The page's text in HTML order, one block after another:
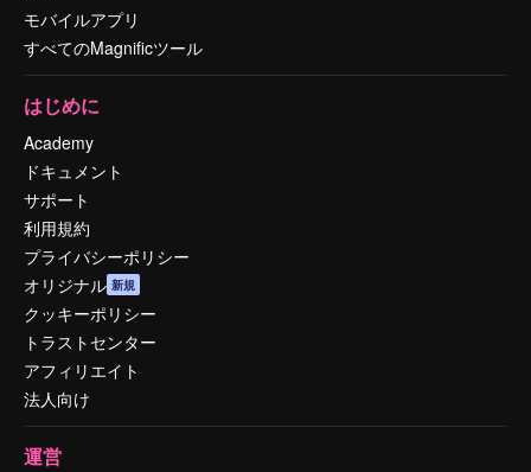
モバイルアプリ
すべてのMagnificツール
はじめに
Academy
ドキュメント
サポート
利用規約
プライバシーポリシー
オリジナル 新規
クッキーポリシー
トラストセンター
アフィリエイト
法人向け
運営